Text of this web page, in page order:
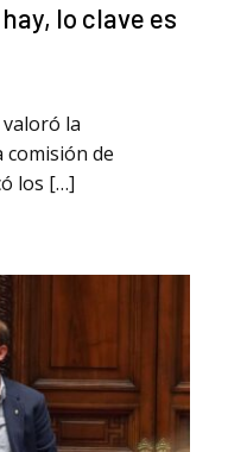
lo clave es
la
comisión de
los […]